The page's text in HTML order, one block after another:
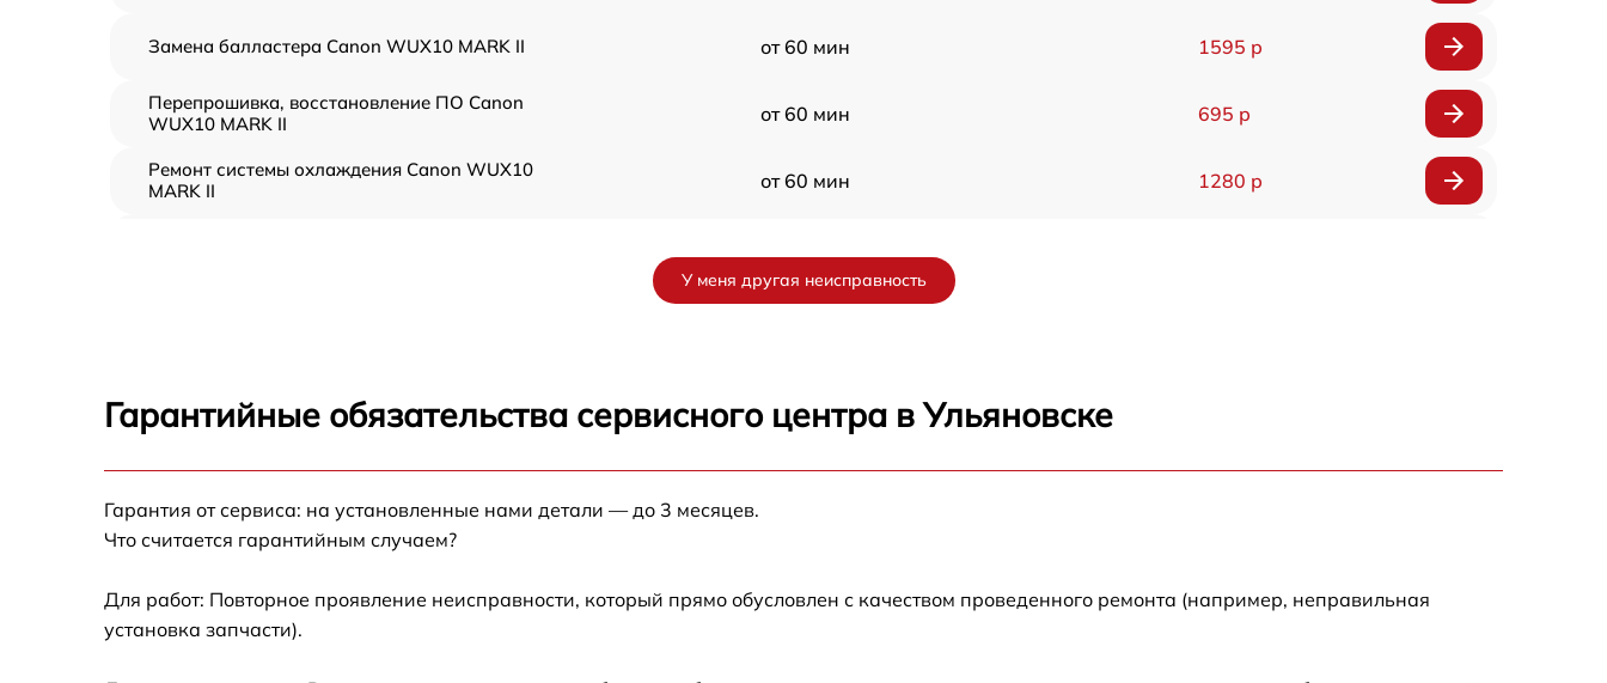
Замена балластера Canon WUX10 MARK II от 60 мин 1595 р
Перепрошивка, восстановление ПО Canon
WUX10 MARK II
от 60 мин 695 р
Ремонт системы охлаждения Canon WUX10
MARK II
от 60 мин 1280 р
Замена линзы Canon WUX10 MARK II
Ремонт блока питания Canon WUX10 MARK
У меня другая неисправность
Гарантийные обязательства сервисного центра в Ульяновске
Гарантия от сервиса: на установленные нами детали — до 3 месяцев.
Что считается гарантийным случаем?
Для работ: Повторное проявление неисправности, который прямо обусловлен с качеством проведенного ремонта (например, неправильная
установка запчасти).